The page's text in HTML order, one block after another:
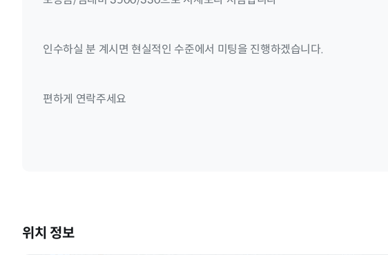
인수하실 분 계시면 현실적인 수준에서 미팅을 진행하겠습니다.
편하게 연락주세요
위치 정보